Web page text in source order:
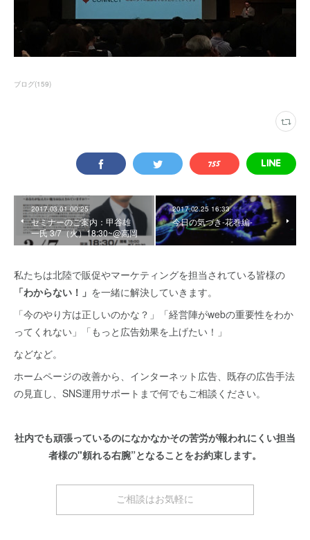
ブログ(159)
2017.03.01 00:25
セミナーのご案内：甲谷雄
一氏 3/7（火）18:30~@高岡
2017.02.25 16:33
今日の気づき-花巻編-
私たちは北陸で販促やマーケティングを担当されている皆様の
「わからない！」 を一緒に解決していきます。
「今のやり方は正しいのかな？」「経営陣がwebの重要性をわか
ってくれない」「もっと広告効果を上げたい！」
などなど。
ホームページの改善から、インターネット広告、既存の広告手法
の見直し、SNS運用サポートまで何でもご相談ください。
社内でも頑張っているのになかなかその苦労が報われにくい担当
者様の"頼れる右腕”となることをお約束します。
ご相談はお気軽に